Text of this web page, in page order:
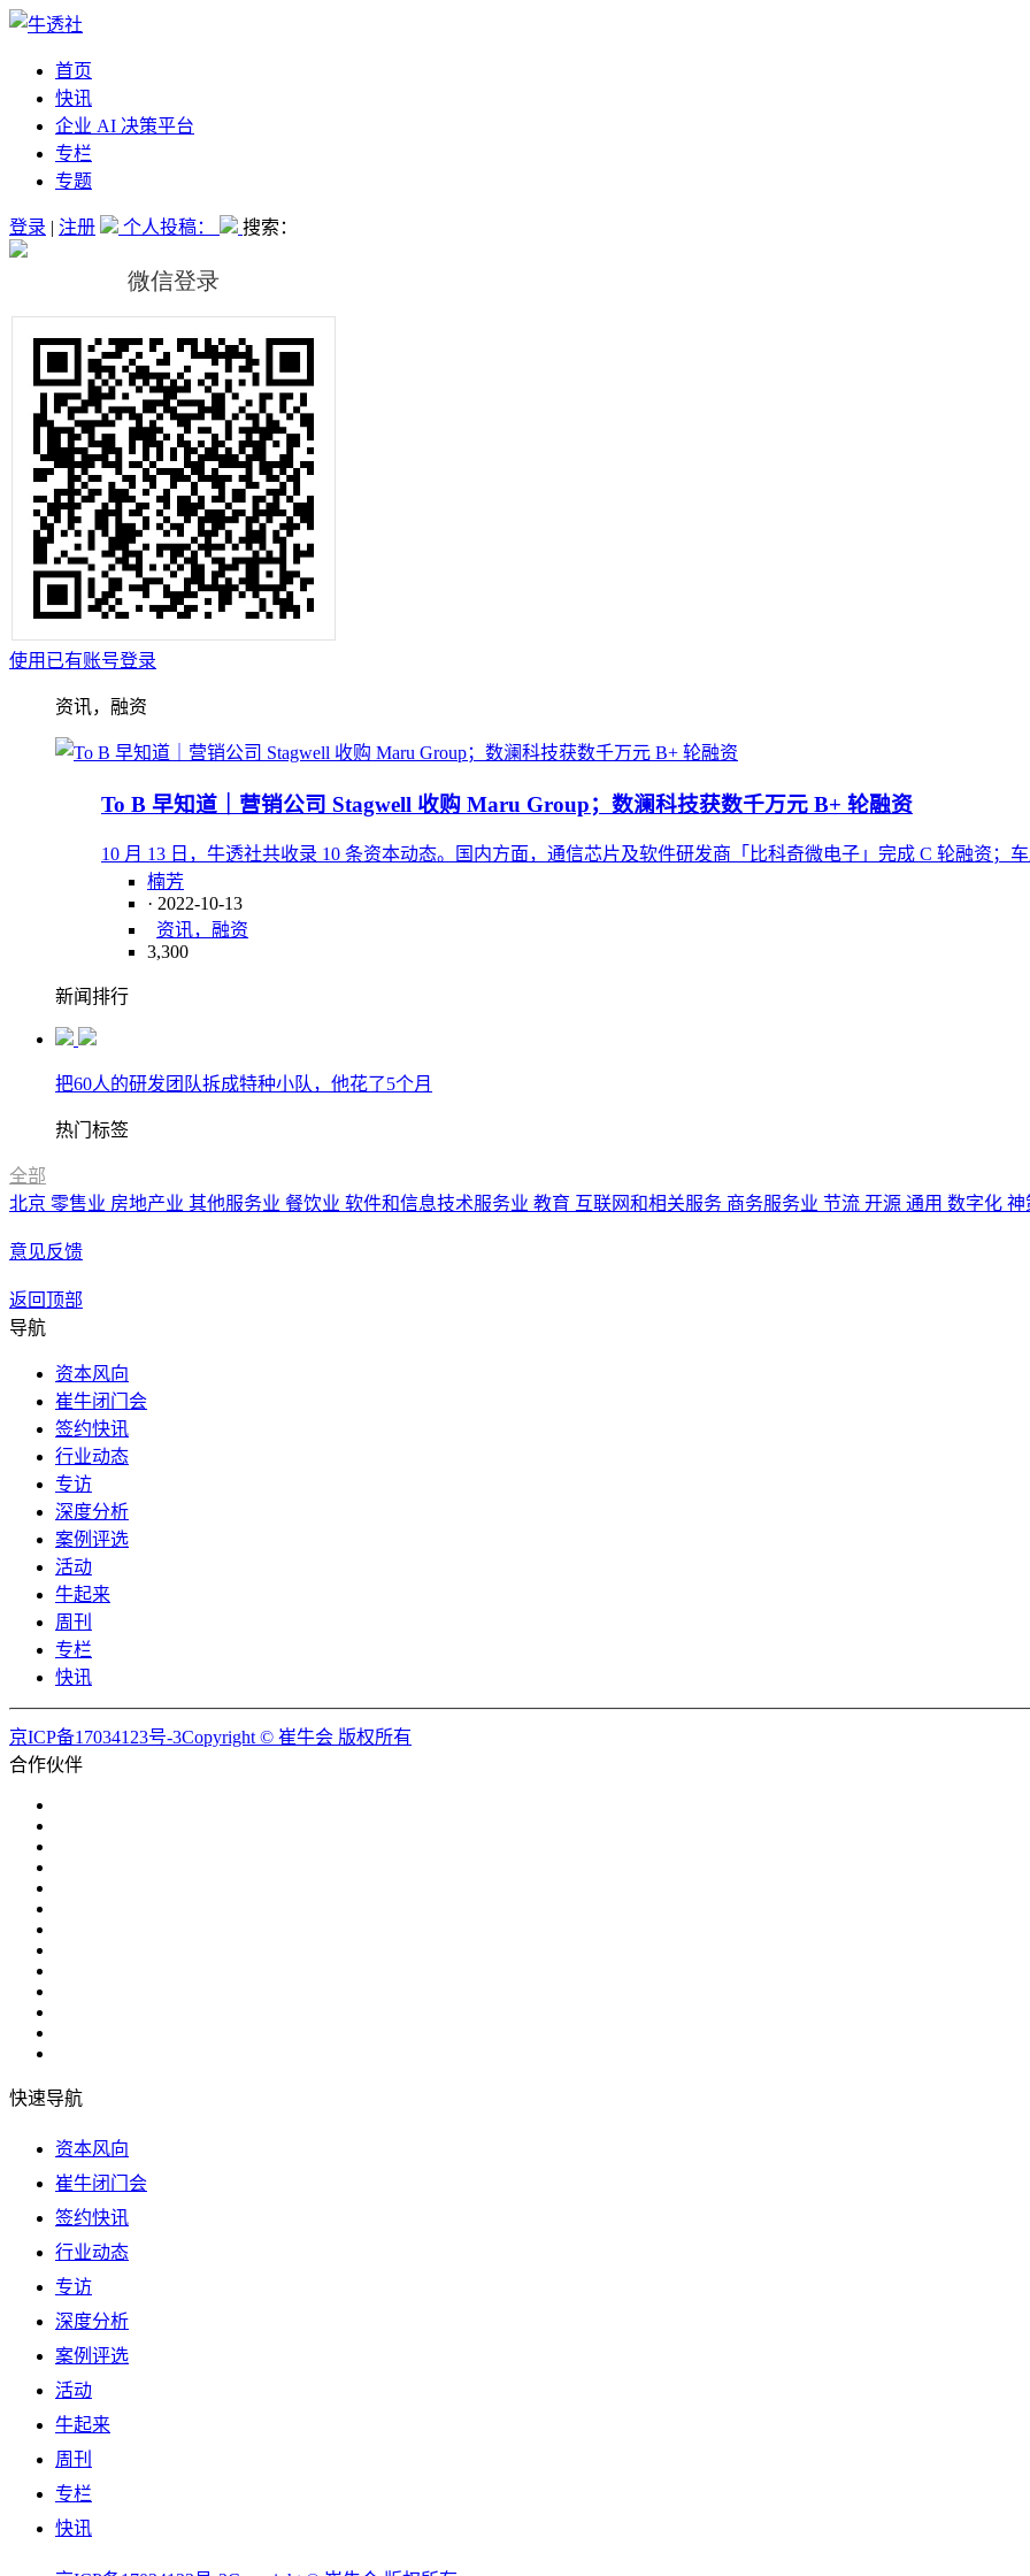
首页
快讯
企业 AI 决策平台
专栏
专题
登录 | 注册 个人投稿： 搜索：
使用已有账号登录
资讯，融资
To B 早知道｜营销公司 Stagwell 收购 Maru Group；数澜科技获数千万元 B+ 轮融资
10 月 13 日，牛透社共收录 10 条资本动态。国内方面，通信芯片及软件研发商「比科奇微电子」完成 C 轮融资；
楠芳
· 2022-10-13
资讯，融资
3,300
新闻排行
把60人的研发团队拆成特种小队，他花了5个月
热门标签
全部
北京 零售业 房地产业 其他服务业 餐饮业 软件和信息技术服务业 教育 互联网和相关服务 商务服务业 节流 开源 通用 数字化 神
意见反馈
返回顶部
导航
资本风向
崔牛闭门会
签约快讯
行业动态
专访
深度分析
案例评选
活动
牛起来
周刊
专栏
快讯
京ICP备17034123号-3Copyright © 崔牛会 版权所有
合作伙伴
快速导航
资本风向
崔牛闭门会
签约快讯
行业动态
专访
深度分析
案例评选
活动
牛起来
周刊
专栏
快讯